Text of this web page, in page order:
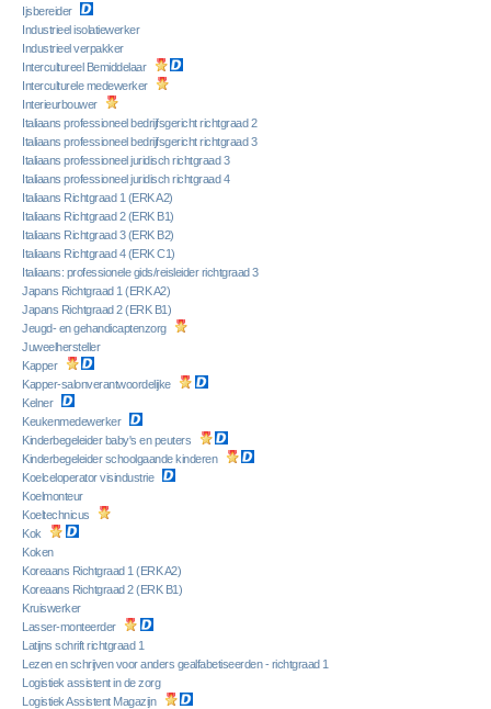
Ijsbereider
Industrieel isolatiewerker
Industrieel verpakker
Intercultureel Bemiddelaar
Interculturele medewerker
Interieurbouwer
Italiaans professioneel bedrijfsgericht richtgraad 2
Italiaans professioneel bedrijfsgericht richtgraad 3
Italiaans professioneel juridisch richtgraad 3
Italiaans professioneel juridisch richtgraad 4
Italiaans Richtgraad 1 (ERK A2)
Italiaans Richtgraad 2 (ERK B1)
Italiaans Richtgraad 3 (ERK B2)
Italiaans Richtgraad 4 (ERK C1)
Italiaans: professionele gids/reisleider richtgraad 3
Japans Richtgraad 1 (ERK A2)
Japans Richtgraad 2 (ERK B1)
Jeugd- en gehandicaptenzorg
Juweelhersteller
Kapper
Kapper-salonverantwoordelijke
Kelner
Keukenmedewerker
Kinderbegeleider baby's en peuters
Kinderbegeleider schoolgaande kinderen
Koelceloperator visindustrie
Koelmonteur
Koeltechnicus
Kok
Koken
Koreaans Richtgraad 1 (ERK A2)
Koreaans Richtgraad 2 (ERK B1)
Kruiswerker
Lasser-monteerder
Latijns schrift richtgraad 1
Lezen en schrijven voor anders gealfabetiseerden - richtgraad 1
Logistiek assistent in de zorg
Logistiek Assistent Magazijn